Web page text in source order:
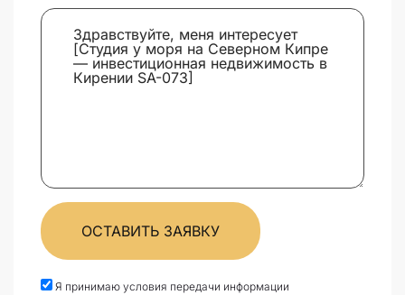
ОСТАВИТЬ ЗАЯВКУ
Я принимаю условия передачи информации